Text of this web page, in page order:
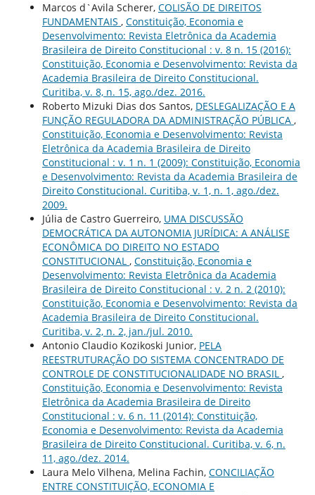
Marcos d`Avila Scherer, COLISÃO DE DIREITOS
FUNDAMENTAIS , Constituição, Economia e
Desenvolvimento: Revista Eletrônica da Academia
Brasileira de Direito Constitucional : v. 8 n. 15 (2016):
Constituição, Economia e Desenvolvimento: Revista da
Academia Brasileira de Direito Constitucional.
Curitiba, v. 8, n. 15, ago./dez. 2016.
Roberto Mizuki Dias dos Santos, DESLEGALIZAÇÃO E A
FUNÇÃO REGULADORA DA ADMINISTRAÇÃO PÚBLICA ,
Constituição, Economia e Desenvolvimento: Revista
Eletrônica da Academia Brasileira de Direito
Constitucional : v. 1 n. 1 (2009): Constituição, Economia
e Desenvolvimento: Revista da Academia Brasileira de
Direito Constitucional. Curitiba, v. 1, n. 1, ago./dez.
2009.
Júlia de Castro Guerreiro, UMA DISCUSSÃO
DEMOCRÁTICA DA AUTONOMIA JURÍDICA: A ANÁLISE
ECONÔMICA DO DIREITO NO ESTADO
CONSTITUCIONAL , Constituição, Economia e
Desenvolvimento: Revista Eletrônica da Academia
Brasileira de Direito Constitucional : v. 2 n. 2 (2010):
Constituição, Economia e Desenvolvimento: Revista da
Academia Brasileira de Direito Constitucional.
Curitiba, v. 2, n. 2, jan./jul. 2010.
Antonio Claudio Kozikoski Junior, PELA
REESTRUTURAÇÃO DO SISTEMA CONCENTRADO DE
CONTROLE DE CONSTITUCIONALIDADE NO BRASIL ,
Constituição, Economia e Desenvolvimento: Revista
Eletrônica da Academia Brasileira de Direito
Constitucional : v. 6 n. 11 (2014): Constituição,
Economia e Desenvolvimento: Revista da Academia
Brasileira de Direito Constitucional. Curitiba, v. 6, n.
11, ago./dez. 2014.
Laura Melo Vilhena, Melina Fachin, CONCILIAÇÃO
ENTRE CONSTITUIÇÃO, ECONOMIA E